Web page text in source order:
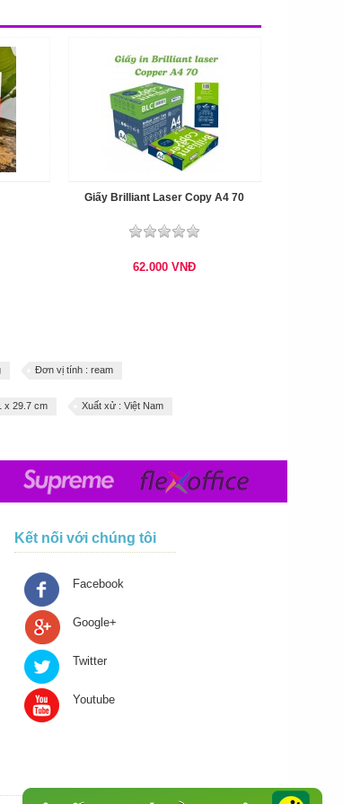
Giấy Brilliant Laser Copy A4 70
62.000VNĐ
Đơn vị tính : ream
x 29.7 cm Xuất xử : Việt Nam
Kết nối với chúng tôi
Facebook
Google+
Twitter
Youtube